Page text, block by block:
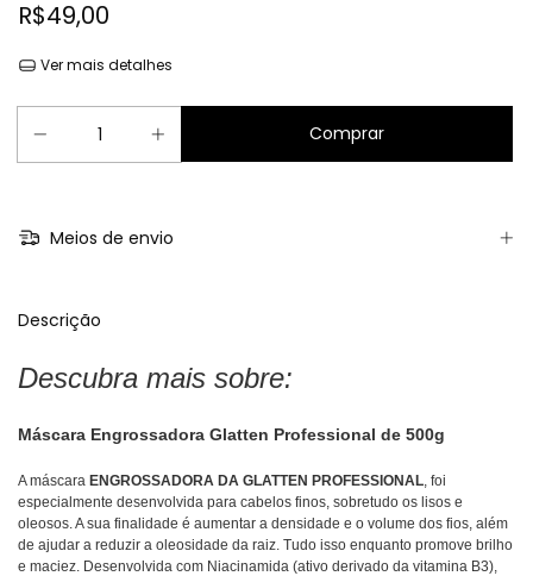
R$49,00
Ver mais detalhes
Meios de envio
Descrição
Descubra mais sobre:
Máscara Engrossadora Glatten Professional de 500g
A máscara ENGROSSADORA DA GLATTEN PROFESSIONAL, foi
especialmente desenvolvida para cabelos finos, sobretudo os lisos e
oleosos. A sua finalidade é aumentar a densidade e o volume dos fios, além
de ajudar a reduzir a oleosidade da raiz. Tudo isso enquanto promove brilho
e maciez. Desenvolvida com Niacinamida (ativo derivado da vitamina B3),